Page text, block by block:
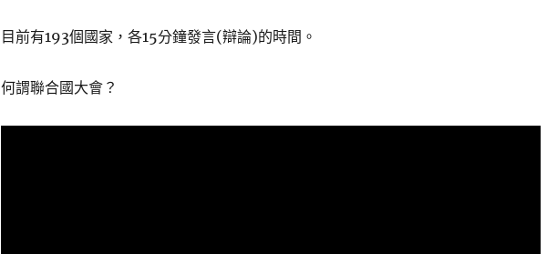
目前有193個國家，各15分鐘發言(辯論)的時間。
何謂聯合國大會？